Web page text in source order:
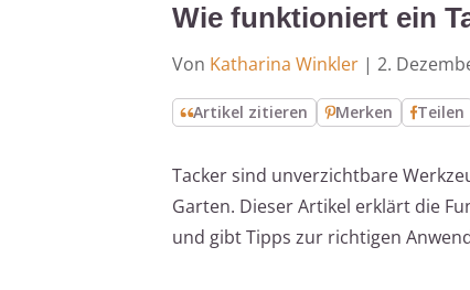
Wie funktioniert ein
Von Katharina Winkler | 2.
Artikel zitieren Merken Teilen
Tacker sind unverzichtbare
Garten. Dieser Artikel erklärt die
und gibt Tipps zur richtigen